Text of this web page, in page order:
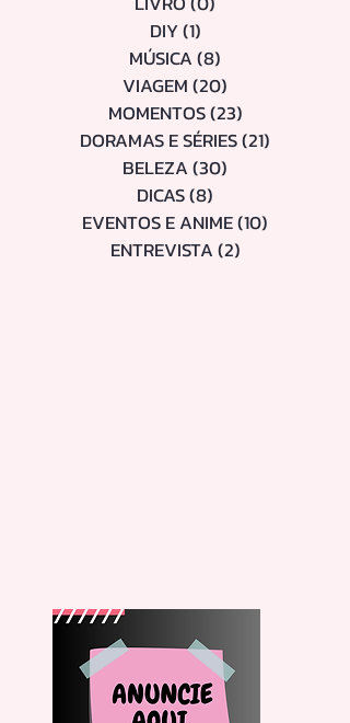
FILME(8)8 posts
LIVRO(0)
DIY(1)1 post
MÚSICA (8)8 posts
VIAGEM(20)20 posts
MOMENTOS(23)23 posts
DORAMAS E SÉRIES
BELEZA (30)
DICAS(8)8 posts
EVENTOS E ANIME(10)